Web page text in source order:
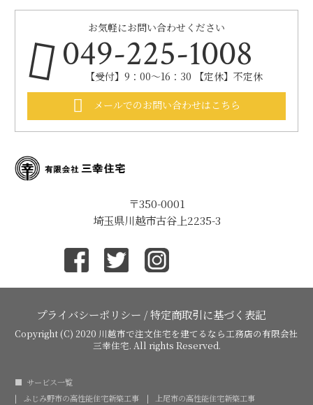
お気軽にお問い合わせください
049-225-1008
【受付】9：00～16：30 【定休】不定休
メールでのお問い合わせはこちら
〒350-0001
埼玉県川越市古谷上2235-3
プライバシーポリシー /特定商取引に基づく表記
Copyright (C) 2020 川越市で注文住宅を建てるなら工務店の有限会社
三幸住宅. All rights Reserved.
サービス一覧
ふじみ野市の高性能住宅新築工事
上尾市の高性能住宅新築工事